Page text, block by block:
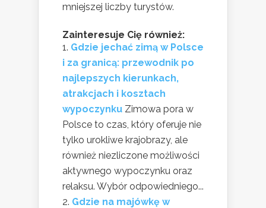
mniejszej liczby turystów.
Zainteresuje Cię również:
Gdzie jechać zimą w Polsce
i za granicą: przewodnik po
najlepszych kierunkach,
atrakcjach i kosztach
wypoczynku Zimowa pora w
Polsce to czas, który oferuje nie
tylko urokliwe krajobrazy, ale
również niezliczone możliwości
aktywnego wypoczynku oraz
relaksu. Wybór odpowiedniego...
Gdzie na majówkę w